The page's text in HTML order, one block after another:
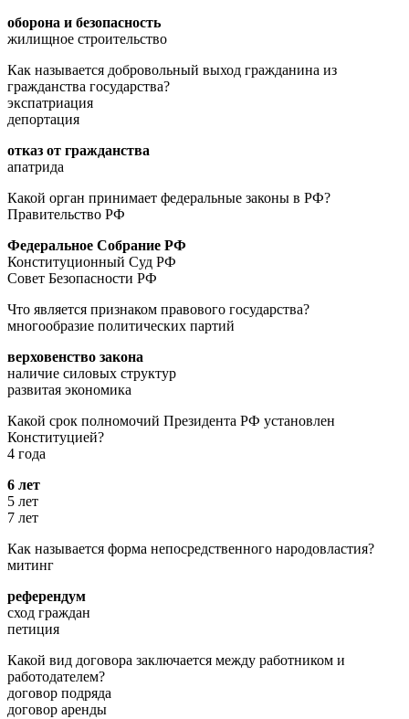
оборона и безопасность
жилищное строительство
Как называется добровольный выход гражданина из
гражданства государства?
экспатриация
депортация
отказ от гражданства
апатрида
Какой орган принимает федеральные законы в РФ?
Правительство РФ
Федеральное Собрание РФ
Конституционный Суд РФ
Совет Безопасности РФ
Что является признаком правового государства?
многообразие политических партий
верховенство закона
наличие силовых структур
развитая экономика
Какой срок полномочий Президента РФ установлен
Конституцией?
4 года
6 лет
5 лет
7 лет
Как называется форма непосредственного народовластия?
митинг
референдум
сход граждан
петиция
Какой вид договора заключается между работником и
работодателем?
договор подряда
договор аренды